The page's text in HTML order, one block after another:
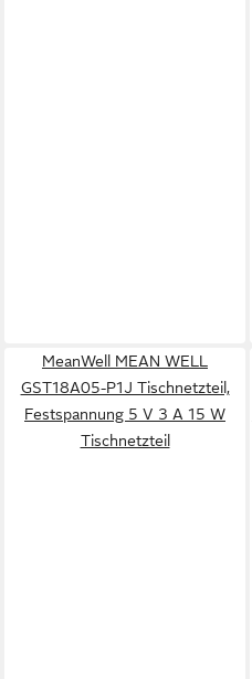
MeanWell MEAN WELL
GST18A05-P1J Tischnetzteil,
Festspannung 5 V 3 A 15 W
Tischnetzteil